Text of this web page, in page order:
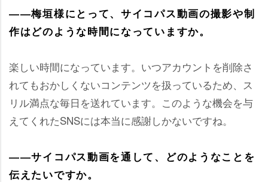
――梅垣様にとって、サイコパス動画の撮影や制
作はどのような時間になっていますか。
楽しい時間になっています。いつアカウントを削除さ
れてもおかしくないコンテンツを扱っているため、ス
リル満点な毎日を送れています。このような機会を与
えてくれたSNSには本当に感謝しかないですね。
――サイコパス動画を通して、どのようなことを
伝えたいですか。